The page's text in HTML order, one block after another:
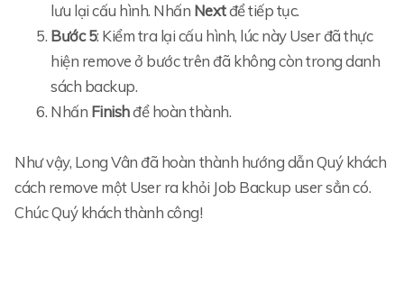
lưu lại cấu hình. Nhấn Nextđể tiếp tục.
Bước 5: Kiểm tra lại cấu hình, lúc này User đã thực
hiện remove ở bước trên đã không còn trong danh
sách backup.
Nhấn Finishđể hoàn thành.
Như vậy, Long Vân đã hoàn thành hướng dẫn Quý khách
cách remove một User ra khỏi Job Backup user sẳn có.
Chúc Quý khách thành công!